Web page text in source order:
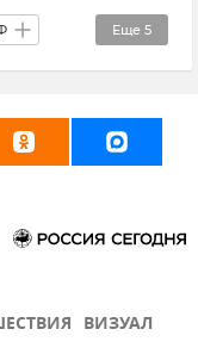
Еще 5
Закон "О порядке выезда и въезда в Российскую Федерацию"
ВИЗУАЛ